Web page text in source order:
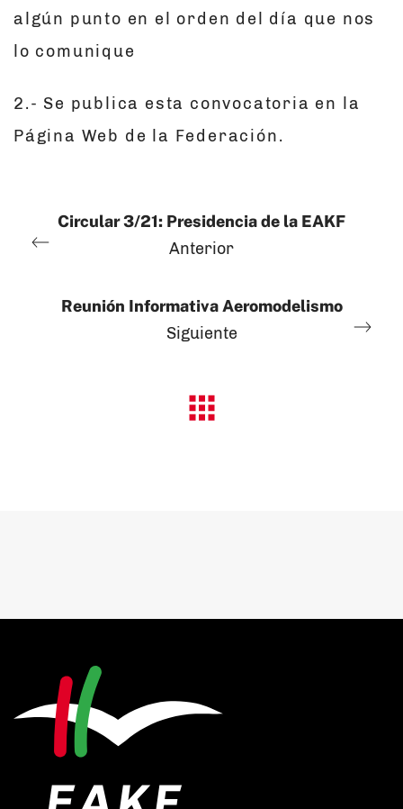
algún punto en el orden del día que nos
lo comunique
2.- Se publica esta convocatoria en la
Página Web de la Federación.
Circular 3/21: Presidencia de la EAKF
Anterior
Reunión Informativa Aeromodelismo
Siguiente